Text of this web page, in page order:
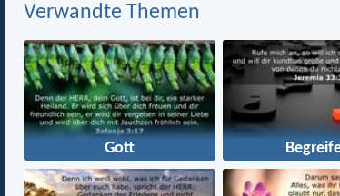
Verwandte Themen
Gott